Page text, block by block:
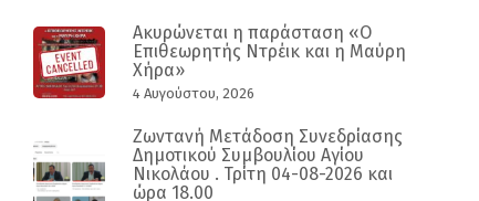
Ακυρώνεται η παράσταση «Ο
Επιθεωρητής Ντρέικ και η Μαύρη
Χήρα»
4 Αυγούστου, 2026
Ζωντανή Μετάδοση Συνεδρίασης
Δημοτικού Συμβουλίου Αγίου
Νικολάου . Τρίτη 04-08-2026 και
ώρα 18.00